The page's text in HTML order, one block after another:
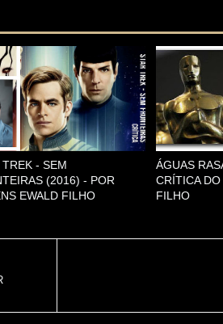
TREK - SEM
(2016) - POR
EWALD FILHO
ÁGUAS
CRÍTICA
FILHO